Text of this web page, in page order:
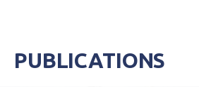
PUBLICATIONS